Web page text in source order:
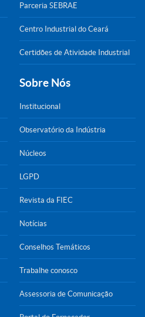
Parceria SEBRAE
Centro Industrial do Ceará
Certidões de Atividade Industrial
Sobre Nós
Institucional
Observatório da Indústria
Núcleos
LGPD
Revista da FIEC
Notícias
Conselhos Temáticos
Trabalhe conosco
Assessoria de Comunicação